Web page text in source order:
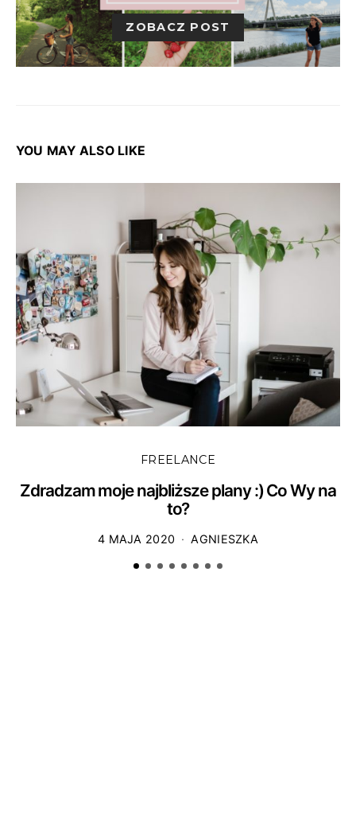
ZOBACZ POST
YOU MAY ALSO LIKE
FREELANCE
Zdradzam moje najbliższe plany :) Co Wy na
to?
4 MAJA 2020 AGNIESZKA